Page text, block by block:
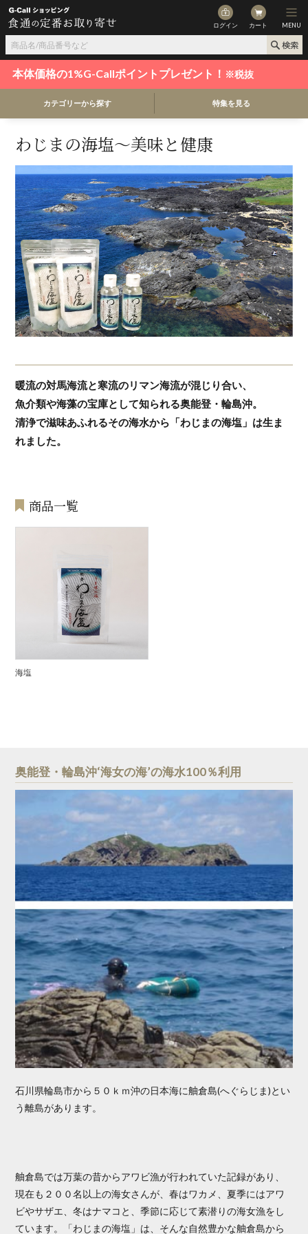
ログイン カート MENU
本体価格の1%G-Callポイントプレゼント！ ※税抜
カテゴリーから探す 特集を見る
わじまの海塩～美味と健康
暖流の対馬海流と寒流のリマン海流が混じり合い、
魚介類や海藻の宝庫として知られる奥能登・輪島沖。
清浄で滋味あふれるその海水から「わじまの海塩」は生ま
れました。
商品一覧
海塩
奥能登・輪島沖‘海女の海’の海水100％利用
石川県輪島市から５０ｋｍ沖の日本海に舳倉島(へぐらじま)とい
う離島があります。
舳倉島では万葉の昔からアワビ漁が行われていた記録があり、
現在も２００名以上の海女さんが、春はワカメ、夏季にはアワ
ビやサザエ、冬はナマコと、季節に応じて素潜りの海女漁をし
ています。「わじまの海塩」は、そんな自然豊かな舳倉島から